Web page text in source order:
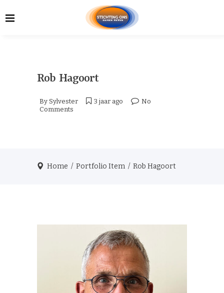
Rob Hagoort
By Sylvester 3 jaar ago
No
Comments
Home / Portfolio Item / Rob Hagoort